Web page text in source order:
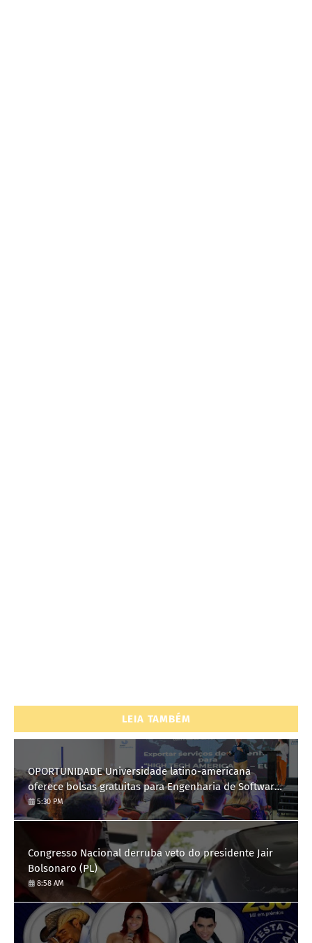
LEIA TAMBÉM
OPORTUNIDADE Universidade latino-americana
oferece bolsas gratuitas para Engenharia de Software;
saiba como se candidatar
5:30 PM
Congresso Nacional derruba veto do presidente Jair
Bolsonaro (PL)
8:58 AM